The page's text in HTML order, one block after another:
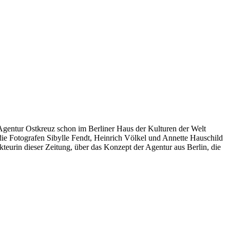
Ostkreuz schon im Berliner Haus der Kulturen der Welt
Fotografen Sibylle Fendt, Heinrich Völkel und Annette Hauschild
dieser Zeitung, über das Konzept der Agentur aus Berlin, die